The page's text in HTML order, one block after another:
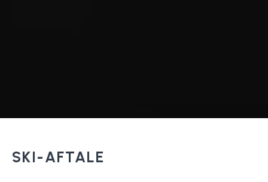
SKI-AFTALE